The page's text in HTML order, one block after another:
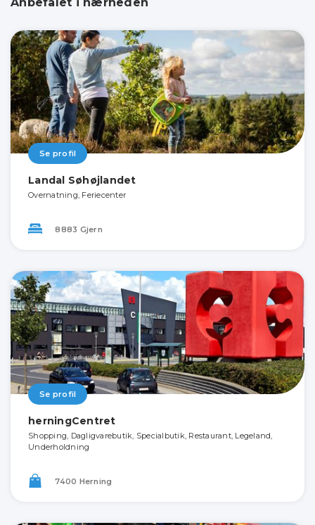
Se profil
Landal Søhøjlandet
Overnatning, Feriecenter
8883 Gjern
Se profil
herningCentret
Shopping, Dagligvarebutik, Specialbutik, Restaurant, Legeland,
Underholdning
7400 Herning